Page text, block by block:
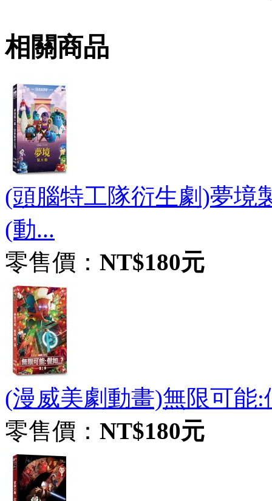
相關商品
(頭腦特工隊衍生劇)夢境
(動...
零售價： NT$180元
(漫威美劇動畫)無限可能
零售價： NT$180元